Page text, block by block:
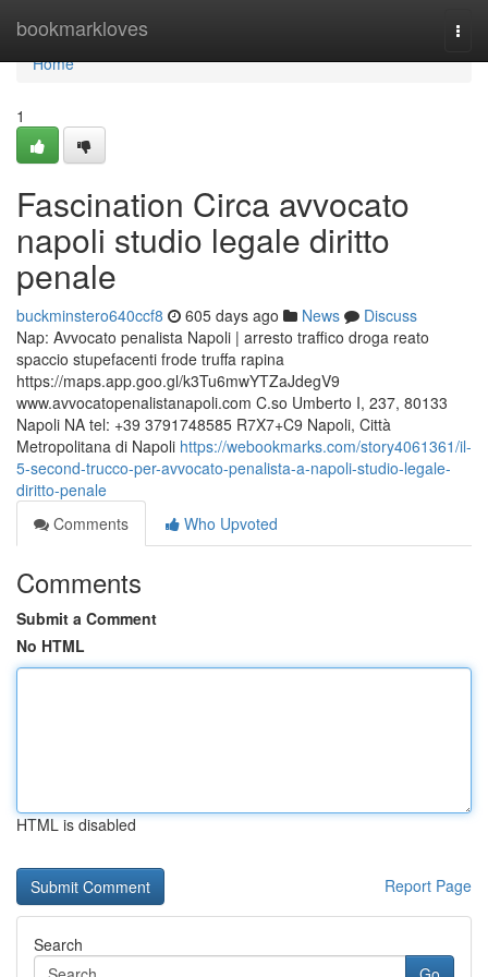
bookmarkloves
Home
Home
1
Fascination Circa avvocato
napoli studio legale diritto
penale
buckminstero640ccf8 605 days ago News
Discuss
Nap: Avvocato penalista Napoli | arresto traffico droga reato
spaccio stupefacenti frode truffa rapina
https://maps.app.goo.gl/k3Tu6mwYTZaJdegV9
www.avvocatopenalistanapoli.com C.so Umberto I, 237, 80133
Napoli NA tel: +39 3791748585 R7X7+C9 Napoli, Città
Metropolitana di Napoli https://webookmarks.com/story4061361/il-
5-second-trucco-per-avvocato-penalista-a-napoli-studio-legale-
diritto-penale
Comments
Who Upvoted
Comments
Submit a Comment
No HTML
HTML is disabled
Report Page
Search